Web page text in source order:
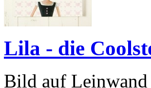
Lila - die
Bild auf Leinwand